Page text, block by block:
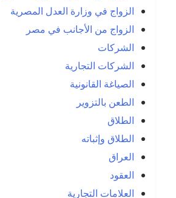
الزواج في وزارة العدل المصرية
الزواج من الأجانب في مصر
الشركات
الشركات التجارية
الصياغة القانونية
الطعن بالتزوير
الطلاق
الطلاق وإثباته
العراق
العقود
العلامات التجارية